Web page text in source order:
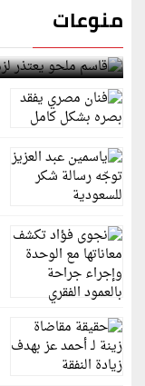
منوعات
قاسم ملحو يعتذر